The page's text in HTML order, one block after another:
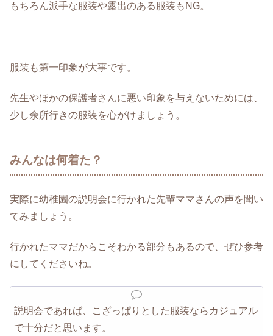
もちろん派手な服装や露出のある服装もNG。
服装も第一印象が大事です。
先生やほかの保護者さんに悪い印象を与えないためには、
少し余所行きの服装を心がけましょう。
みんなは何着た？
実際に幼稚園の説明会に行かれた先輩ママさんの声を聞い
てみましょう。
行かれたママだからこそわかる部分もあるので、ぜひ参考
にしてくださいね。
説明会であれば、こざっぱりとした服装ならカジュアル
で十分だと思います。